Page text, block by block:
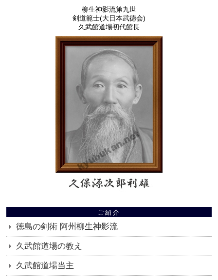
柳生神影流第九世
剣道範士(大日本武徳会)
久武館道場初代館長
ご紹介
徳島の剣術 阿州柳生神影流
久武館道場の教え
久武館道場当主